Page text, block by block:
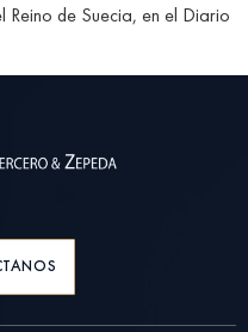
Reino de Suecia, en el Diario